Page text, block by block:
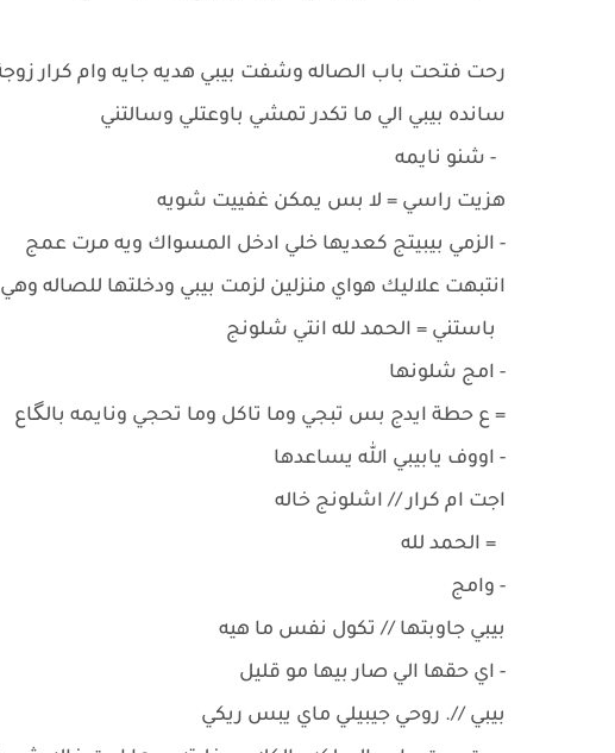
رحت فتحت باب الصاله وشفت بيبي هديه جايه وام كرار
سانده بيبي الي ما تكدر تمشي باوعتلي وسالتني
- شنو نايمه
هزيت راسي = لا بس يمكن غفييت شويه
- الزمي بيبيتج كعديها خلي ادخل المسواك ويه مرت عمج
انتبهت علاليك هواي منزلين لزمت بيبي ودخلتها
باستني = الحمد لله انتي شلونج
- امج شلونها
= ع حطة ايدج بس تبجي وما تاكل وما تحجي ونايمه بالگاع
- اووف يابيبي الله يساعدها
اجت ام كرار // اشلونج خاله
= الحمد لله
- وامج
بيبي جاوبتها // تكول نفس ما هيه
- اي حقها الي صار بيها مو قليل
بيبي //. روحي جيبيلي ماي يبس ريكي